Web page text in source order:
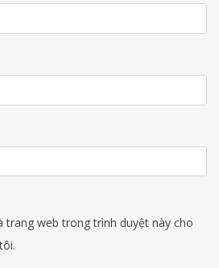
trang web trong trình duyệt này cho